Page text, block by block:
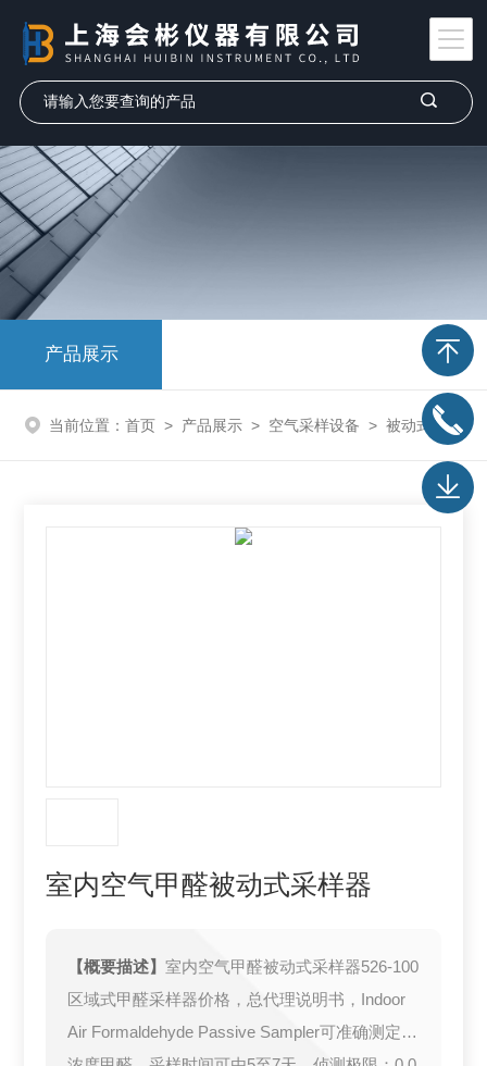
产品展示
当前位置： 首页 > 产品展示 > 空气采样设备 > 被动式气体采样设备
室内空气甲醛被动式采样器
【概要描述】室内空气甲醛被动式采样器526-100
区域式甲醛采样器价格，总代理说明书，Indoor
Air Formaldehyde Passive Sampler可准确测定低